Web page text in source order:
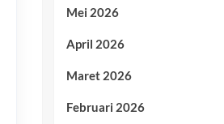
Mei 2026
April 2026
Maret 2026
Februari 2026